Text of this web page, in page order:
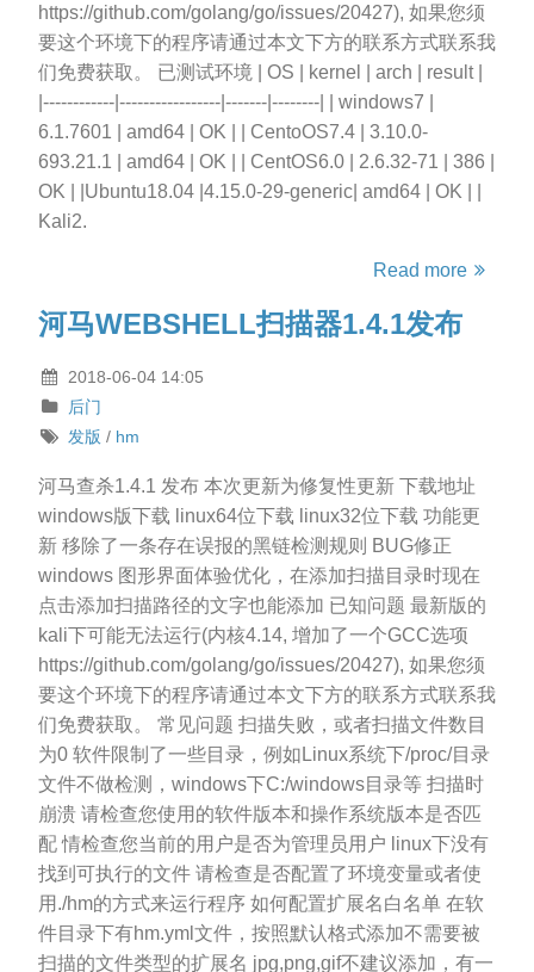
https://github.com/golang/go/issues/20427), 如果您须
要这个环境下的程序请通过本文下方的联系方式联系我
们免费获取。 已测试环境 | OS | kernel | arch | result |
|------------|-----------------|-------|--------| | windows7 |
6.1.7601 | amd64 | OK | | CentoOS7.4 | 3.10.0-
693.21.1 | amd64 | OK | | CentOS6.0 | 2.6.32-71 | 386 |
OK | |Ubuntu18.04 |4.15.0-29-generic| amd64 | OK | |
Kali2.
Read more
河马WEBSHELL扫描器1.4.1发布
2018-06-04 14:05
后门
发版 / hm
河马查杀1.4.1 发布 本次更新为修复性更新 下载地址
windows版下载 linux64位下载 linux32位下载 功能更
新 移除了一条存在误报的黑链检测规则 BUG修正
windows 图形界面体验优化，在添加扫描目录时现在
点击添加扫描路径的文字也能添加 已知问题 最新版的
kali下可能无法运行(内核4.14, 增加了一个GCC选项
https://github.com/golang/go/issues/20427), 如果您须
要这个环境下的程序请通过本文下方的联系方式联系我
们免费获取。 常见问题 扫描失败，或者扫描文件数目
为0 软件限制了一些目录，例如Linux系统下/proc/目录
文件不做检测，windows下C:/windows目录等 扫描时
崩溃 请检查您使用的软件版本和操作系统版本是否匹
配 情检查您当前的用户是否为管理员用户 linux下没有
找到可执行的文件 请检查是否配置了环境变量或者使
用./hm的方式来运行程序 如何配置扩展名白名单 在软
件目录下有hm.yml文件，按照默认格式添加不需要被
扫描的文件类型的扩展名 jpg,png,gif不建议添加，有一